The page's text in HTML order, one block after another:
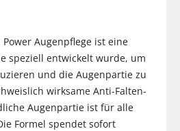
Augenpflege ist eine
speziell entwickelt wurde, um
und die Augenpartie zu
wirksame Anti-Falten-
Augenpartie ist für alle
Formel spendet sofort